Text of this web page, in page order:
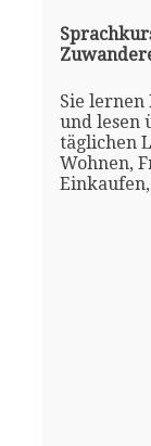
Sie lernen
und lesen
täglichen
Wohnen,